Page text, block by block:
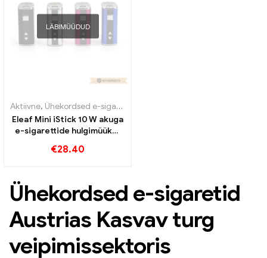
LÄBIMÜÜDUD
Aktiivne, Ühekordsed e-sigaretid Leedu
Eleaf Mini iStick 10 W akuga
e-sigarettide hulgimüük丨
€28.40
Ühekordsed e-sigaretid
Austrias Kasvav turg
veipimissektoris